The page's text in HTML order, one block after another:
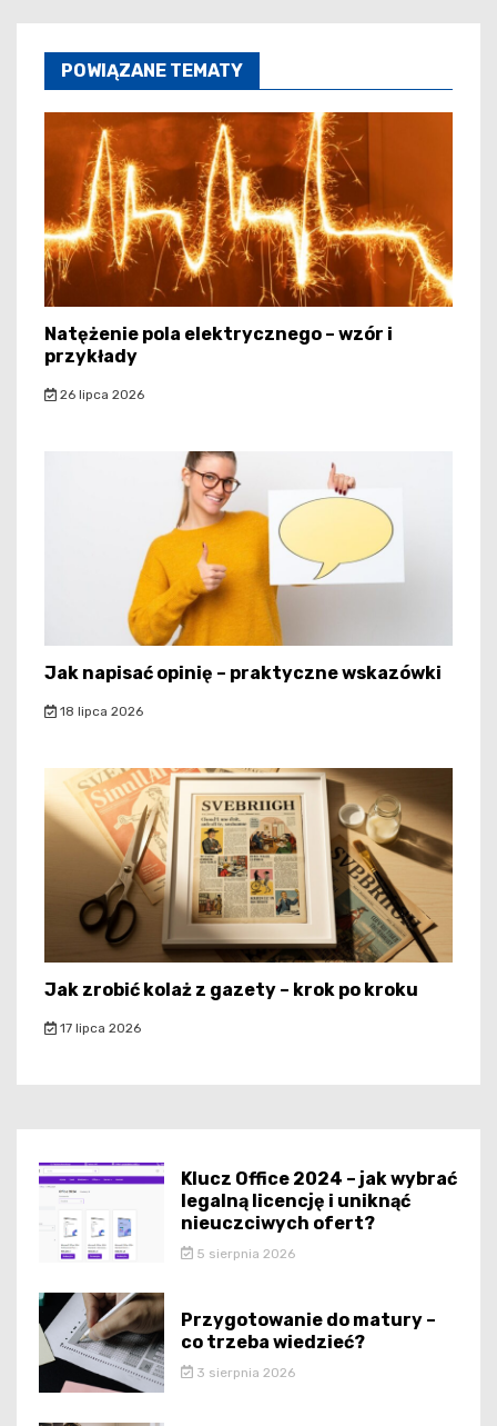
POWIĄZANE TEMATY
Natężenie pola elektrycznego – wzór i
przykłady
26 lipca 2026
Jak napisać opinię – praktyczne wskazówki
18 lipca 2026
Jak zrobić kolaż z gazety – krok po kroku
17 lipca 2026
Klucz Office 2024 – jak wybrać
legalną licencję i uniknąć
nieuczciwych ofert?
5 sierpnia 2026
Przygotowanie do matury –
co trzeba wiedzieć?
3 sierpnia 2026